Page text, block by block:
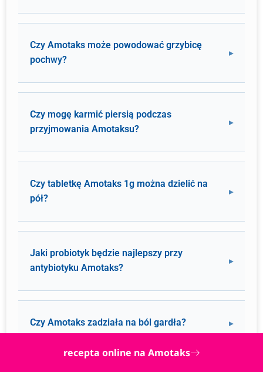
Czy Amotaks może powodować grzybicę
pochwy?
Czy mogę karmić piersią podczas
przyjmowania Amotaksu?
Czy tabletkę Amotaks 1g można dzielić na
pół?
Jaki probiotyk będzie najlepszy przy
antybiotyku Amotaks?
Czy Amotaks zadziała na ból gardła?
recepta online na Amotaks